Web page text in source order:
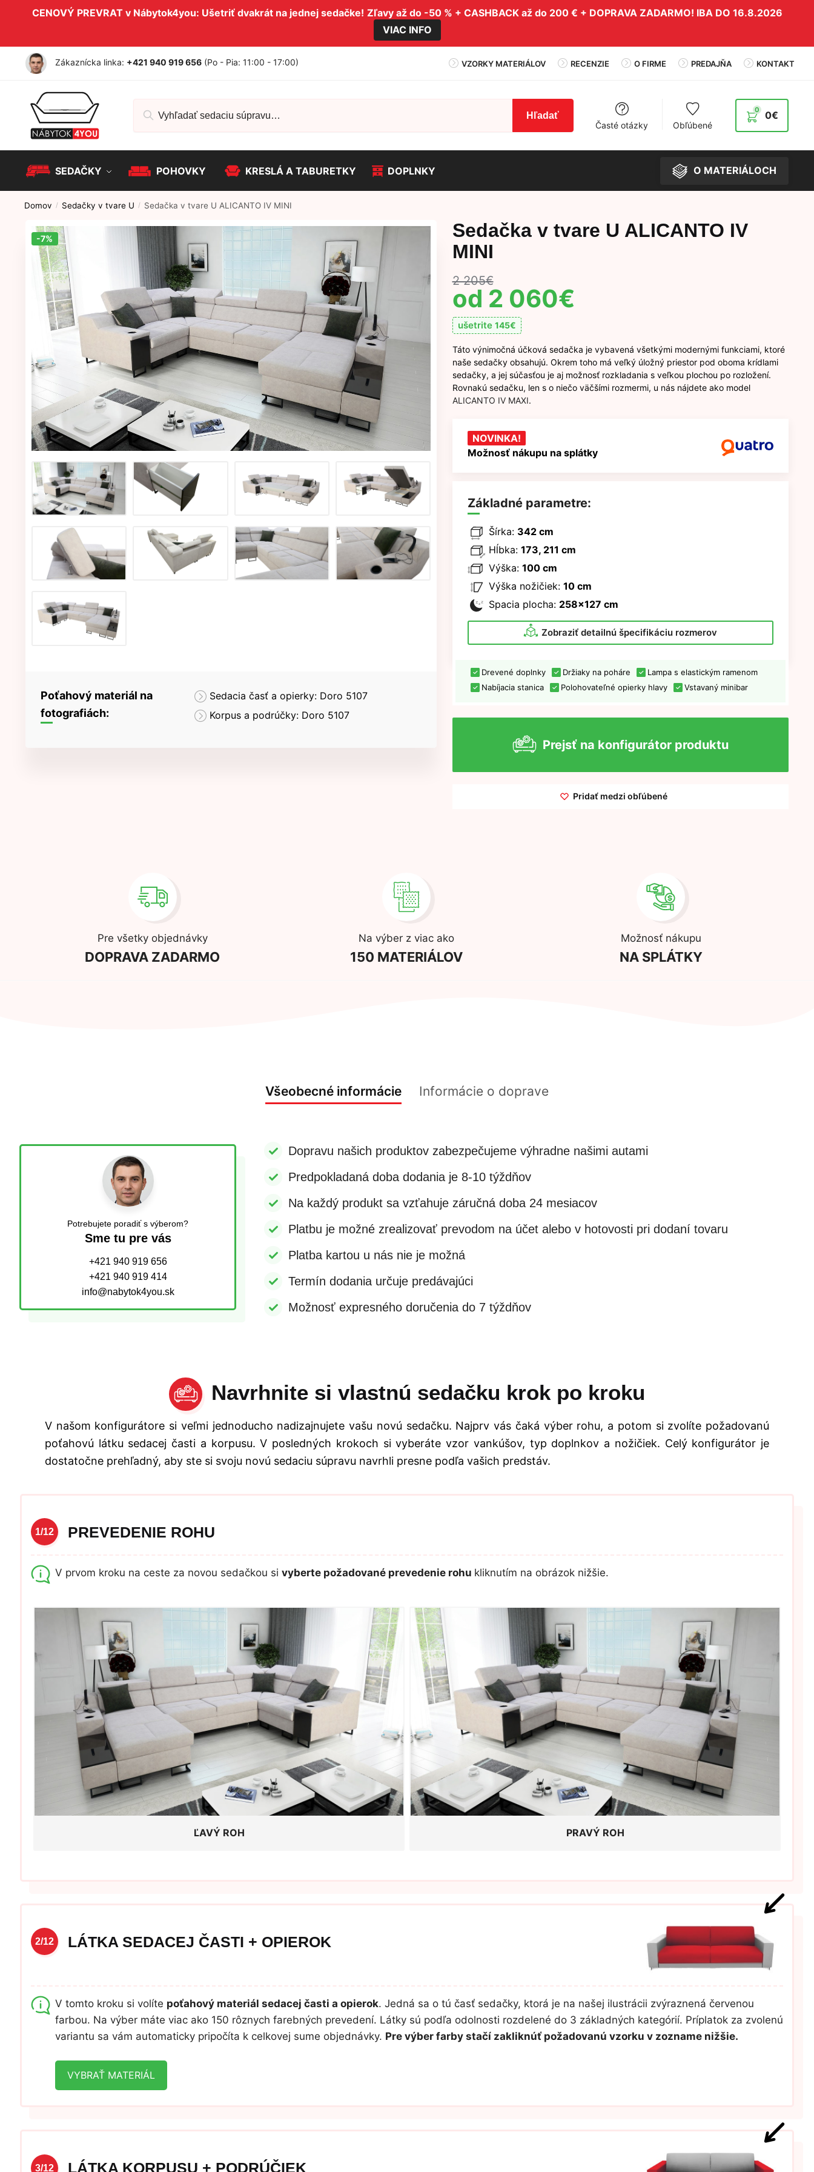
Skip to navigation
Skip to content
CENOVÝ PREVRAT v Nábytok4you: Ušetriť dvakrát na jednej sedačke! Zľavy až do -50 % + CASHBACK až do 200 € + DOPRAVA ZADARMO! IBA DO 16.8.2026
VIAC INFO
Zákaznícka linka: +421 940 919 656 (Po - Pia: 11:00 - 17:00) VZORKY MATERIÁLOV RECENZIE O FIRME PREDAJŇA KONTAKT
Hľadať
Časté otázky
Obľúbené
0€
0
SEDAČKY POHOVKY KRESLÁ A TABURETKY DOPLNKY O MATERIÁLOCH
Domov / Sedačky v tvare U / Sedačka v tvare U ALICANTO IV MINI
Poťahový materiál na
fotografiách:
Sedacia časť a opierky: Doro 5107
Korpus a podrúčky: Doro 5107
-7%
Sedačka v tvare U ALICANTO IV
MINI
2 205€
2 060€
ušetrite 145€
Táto výnimočná účková sedačka je vybavená všetkými modernými funkciami, ktoré
naše sedačky obsahujú. Okrem toho má veľký úložný priestor pod oboma krídlami
sedačky, a jej súčasťou je aj možnosť rozkladania s veľkou plochou po rozložení.
Rovnakú sedačku, len s o niečo väčšími rozmermi, u nás nájdete ako model
ALICANTO IV MAXI.
NOVINKA!
Možnosť nákupu na splátky
Základné parametre:
Šírka: 342 cm
Hĺbka: 173, 211 cm
Výška: 100 cm
Výška nožičiek: 10 cm
Spacia plocha: 258x127 cm
Zobraziť detailnú špecifikáciu rozmerov
Drevené doplnky Držiaky na poháre
Lampa s elastickým ramenom
Nabíjacia stanica
Polohovateľné opierky hlavy Vstavaný minibar
Prejsť na konfigurátor produktu
Pridať medzi obľúbené
Pre všetky objednávky
DOPRAVA ZADARMO
Na výber z viac ako
150 MATERIÁLOV
Možnosť nákupu
NA SPLÁTKY
Všeobecné informácie Informácie o doprave
Potrebujete poradiť s výberom?
Sme tu pre vás
+421 940 919 656
+421 940 919 414
info@nabytok4you.sk
Dopravu našich produktov zabezpečujeme výhradne našimi autami
Predpokladaná doba dodania je 8-10 týždňov
Na každý produkt sa vzťahuje záručná doba 24 mesiacov
Platbu je možné zrealizovať prevodom na účet alebo v hotovosti pri dodaní tovaru
Platba kartou u nás nie je možná
Termín dodania určuje predávajúci
Možnosť expresného doručenia do 7 týždňov
Navrhnite si vlastnú sedačku krok po kroku
V našom konfigurátore si veľmi jednoducho nadizajnujete vašu novú sedačku. Najprv vás čaká výber rohu, a potom si zvolíte požadovanú
poťahovú látku sedacej časti a korpusu. V posledných krokoch si vyberáte vzor vankúšov, typ doplnkov a nožičiek. Celý konfigurátor je
dostatočne prehľadný, aby ste si svoju novú sedaciu súpravu navrhli presne podľa vašich predstáv.
1/12 PREVEDENIE ROHU
V prvom kroku na ceste za novou sedačkou si vyberte požadované prevedenie rohu kliknutím na obrázok nižšie.
ĽAVÝ ROH PRAVÝ ROH
2/12 LÁTKA SEDACEJ ČASTI + OPIEROK
V tomto kroku si volíte poťahový materiál sedacej časti a opierok. Jedná sa o tú časť sedačky, ktorá je na našej ilustrácii zvýraznená červenou
farbou. Na výber máte viac ako 150 rôznych farebných prevedení. Látky sú podľa odolnosti rozdelené do 3 základných kategórií. Príplatok za zvolenú
variantu sa vám automaticky pripočíta k celkovej sume objednávky. Pre výber farby stačí zakliknúť požadovanú vzorku v zozname nižšie.
VYBRAŤ MATERIÁL
3/12 LÁTKA KORPUSU + PODRÚČIEK